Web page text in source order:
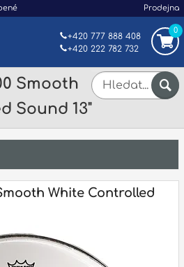
Prodejna
0
+420 777 888 408
+420 222 782 732
Smooth
Sound 13"
White Controlled